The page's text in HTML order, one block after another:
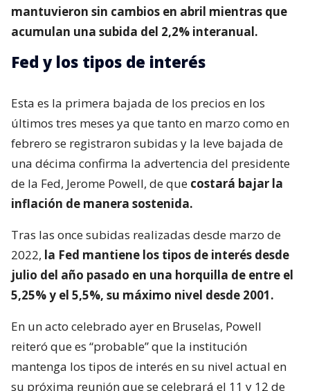
mantuvieron sin cambios en abril mientras que
acumulan una subida del 2,2% interanual.
Fed y los tipos de interés
Esta es la primera bajada de los precios en los
últimos tres meses ya que tanto en marzo como en
febrero se registraron subidas y la leve bajada de
una décima confirma la advertencia del presidente
de la Fed, Jerome Powell, de que costará bajar la
inflación de manera sostenida.
Tras las once subidas realizadas desde marzo de
2022, la Fed mantiene los tipos de interés desde
julio del año pasado en una horquilla de entre el
5,25% y el 5,5%, su máximo nivel desde 2001.
En un acto celebrado ayer en Bruselas, Powell
reiteró que es “probable” que la institución
mantenga los tipos de interés en su nivel actual en
su próxima reunión que se celebrará el 11 y 12 de